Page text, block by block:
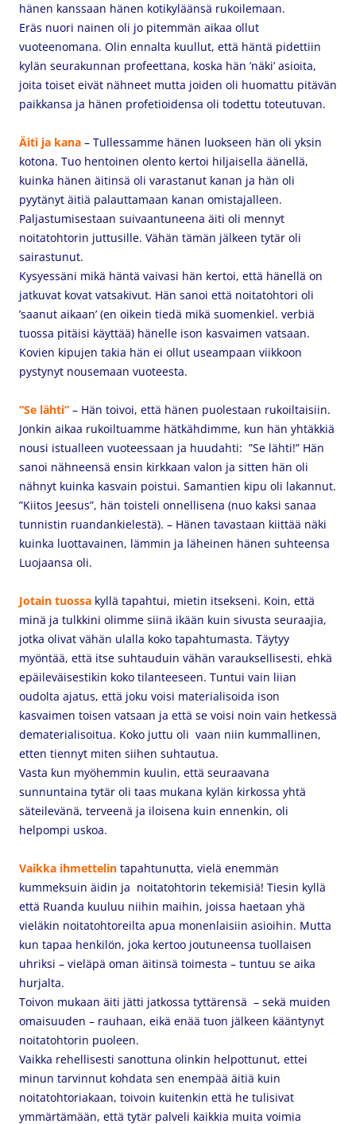
hänen kanssaan hänen kotikyläänsä rukoilemaan.
Eräs nuori nainen oli jo pitemmän aikaa ollut
vuoteenomana. Olin ennalta kuullut, että häntä pidettiin
kylän seurakunnan profeettana, koska hän ’näki’ asioita,
joita toiset eivät nähneet mutta joiden oli huomattu pitävän
paikkansa ja hänen profetioidensa oli todettu toteutuvan.
Äiti ja kana – Tullessamme hänen luokseen hän oli yksin
kotona. Tuo hentoinen olento kertoi hiljaisella äänellä,
kuinka hänen äitinsä oli varastanut kanan ja hän oli
pyytänyt äitiä palauttamaan kanan omistajalleen.
Paljastumisestaan suivaantuneena äiti oli mennyt
noitatohtorin juttusille. Vähän tämän jälkeen tytär oli
sairastunut.
Kysyessäni mikä häntä vaivasi hän kertoi, että hänellä on
jatkuvat kovat vatsakivut. Hän sanoi että noitatohtori oli
’saanut aikaan’ (en oikein tiedä mikä suomenkiel. verbiä
tuossa pitäisi käyttää) hänelle ison kasvaimen vatsaan.
Kovien kipujen takia hän ei ollut useampaan viikkoon
pystynyt nousemaan vuoteesta.
”Se lähti” – Hän toivoi, että hänen puolestaan rukoiltaisiin.
Jonkin aikaa rukoiltuamme hätkähdimme, kun hän yhtäkkiä
nousi istualleen vuoteessaan ja huudahti: ”Se lähti!” Hän
sanoi nähneensä ensin kirkkaan valon ja sitten hän oli
nähnyt kuinka kasvain poistui. Samantien kipu oli lakannut.
”Kiitos Jeesus”, hän toisteli onnellisena (nuo kaksi sanaa
tunnistin ruandankielestä). – Hänen tavastaan kiittää näki
kuinka luottavainen, lämmin ja läheinen hänen suhteensa
Luojaansa oli.
Jotain tuossa kyllä tapahtui, mietin itsekseni. Koin, että
minä ja tulkkini olimme siinä ikään kuin sivusta seuraajia,
jotka olivat vähän ulalla koko tapahtumasta. Täytyy
myöntää, että itse suhtauduin vähän varauksellisesti, ehkä
epäileväisestikin koko tilanteeseen. Tuntui vain liian
oudolta ajatus, että joku voisi materialisoida ison
kasvaimen toisen vatsaan ja että se voisi noin vain hetkessä
dematerialisoitua. Koko juttu oli vaan niin kummallinen,
etten tiennyt miten siihen suhtautua.
Vasta kun myöhemmin kuulin, että seuraavana
sunnuntaina tytär oli taas mukana kylän kirkossa yhtä
säteilevänä, terveenä ja iloisena kuin ennenkin, oli
helpompi uskoa.
Vaikka ihmettelin tapahtunutta, vielä enemmän
kummeksuin äidin ja noitatohtorin tekemisiä! Tiesin kyllä
että Ruanda kuuluu niihin maihin, joissa haetaan yhä
vieläkin noitatohtoreilta apua monenlaisiin asioihin. Mutta
kun tapaa henkilön, joka kertoo joutuneensa tuollaisen
uhriksi – vieläpä oman äitinsä toimesta – tuntuu se aika
hurjalta.
Toivon mukaan äiti jätti jatkossa tyttärensä – sekä muiden
omaisuuden – rauhaan, eikä enää tuon jälkeen kääntynyt
noitatohtorin puoleen.
Vaikka rehellisesti sanottuna olinkin helpottunut, ettei
minun tarvinnut kohdata sen enempää äitiä kuin
noitatohtoriakaan, toivoin kuitenkin että he tulisivat
ymmärtämään, että tytär palveli kaikkia muita voimia